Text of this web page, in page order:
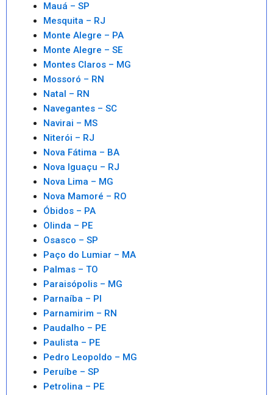
Mauá – SP
Mesquita – RJ
Monte Alegre – PA
Monte Alegre – SE
Montes Claros – MG
Mossoró – RN
Natal – RN
Navegantes – SC
Navirai – MS
Niterói – RJ
Nova Fátima – BA
Nova Iguaçu – RJ
Nova Lima – MG
Nova Mamoré – RO
Óbidos – PA
Olinda – PE
Osasco – SP
Paço do Lumiar – MA
Palmas – TO
Paraisópolis – MG
Parnaíba – PI
Parnamirim – RN
Paudalho – PE
Paulista – PE
Pedro Leopoldo – MG
Peruíbe – SP
Petrolina – PE